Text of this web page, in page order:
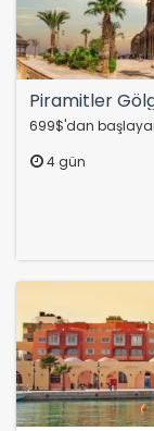
Piramitler
699$'dan
4 gün